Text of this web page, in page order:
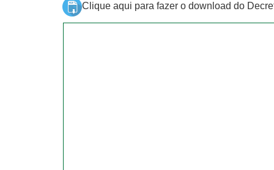
Clique aqui para fazer o download do